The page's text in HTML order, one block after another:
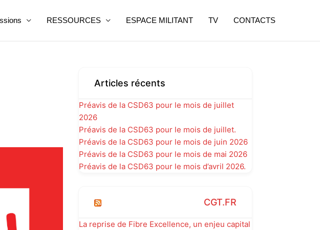
RESSOURCES ESPACE MILITANT TV CONTACTS
Articles récents
Préavis de la CSD63 pour le mois de juillet
2026
Préavis de la CSD63 pour le mois de juillet.
Préavis de la CSD63 pour le mois de juin 2026
Préavis de la CSD63 pour le mois de mai 2026
Préavis de la CSD63 pour le mois d’avril 2026.
CGT.FR
La reprise de Fibre Excellence, un enjeu capital